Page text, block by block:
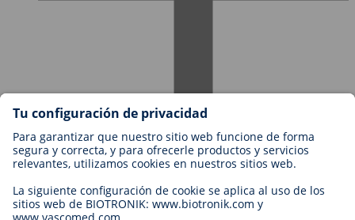
Empleos en BIOTRONIK
Niveles profesionales
Aplicación
Oportunidad profesional